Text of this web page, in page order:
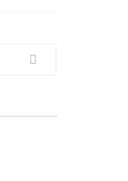
Suche